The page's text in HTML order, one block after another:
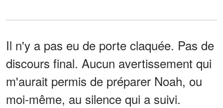
Il n'y a pas eu de porte claquée. Pas de
discours final. Aucun avertissement qui
m'aurait permis de préparer Noah, ou
moi-même, au silence qui a suivi.